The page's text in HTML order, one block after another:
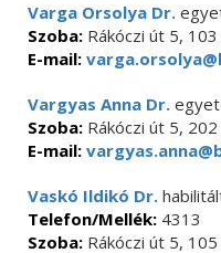
Varga Orsolya Dr.
Szoba: Rákóczi út 5, 103
E-mail:
Vargyas Anna Dr.
Szoba: Rákóczi út 5, 202
E-mail:
Vaskó Ildikó Dr.
Telefon/Mellék: 4313
Szoba: Rákóczi út 5, 105